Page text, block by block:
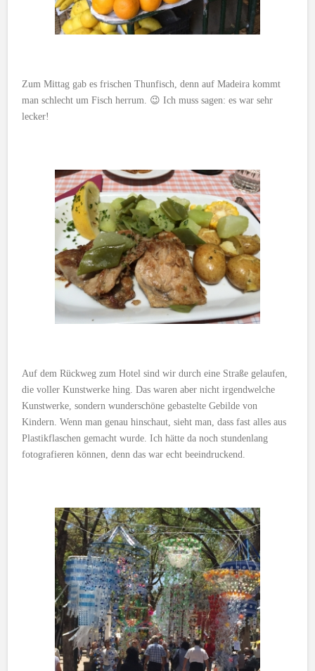
Zum Mittag gab es frischen Thunfisch, denn auf Madeira kommt
man schlecht um Fisch herrum. 😉 Ich muss sagen: es war sehr
lecker!
Auf dem Rückweg zum Hotel sind wir durch eine Straße gelaufen,
die voller Kunstwerke hing. Das waren aber nicht irgendwelche
Kunstwerke, sondern wunderschöne gebastelte Gebilde von
Kindern. Wenn man genau hinschaut, sieht man, dass fast alles aus
Plastikflaschen gemacht wurde. Ich hätte da noch stundenlang
fotografieren können, denn das war echt beeindruckend.